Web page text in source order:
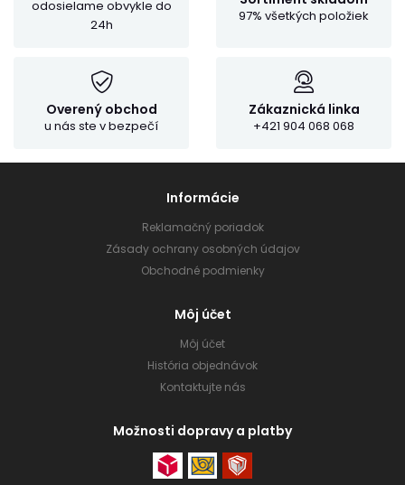
odosielame obvykle do
24h
97% všetkých položiek
Overený obchod
u nás ste v bezpečí
Zákaznická linka
+421 904 068 068
Informácie
Reklamačný poriadok
Zásady ochrany osobných údajov
Obchodné podmienky
Môj účet
Môj účet
História objednávok
Kontaktujte nás
Možnosti dopravy a platby